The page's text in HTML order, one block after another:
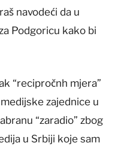
navodeći da u
Podgoricu kako bi
“recipročnh mjera”
zajednice u
“zaradio” zbog
u Srbiji koje sam